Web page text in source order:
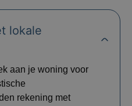
lokale
aan je woning voor
rekening met